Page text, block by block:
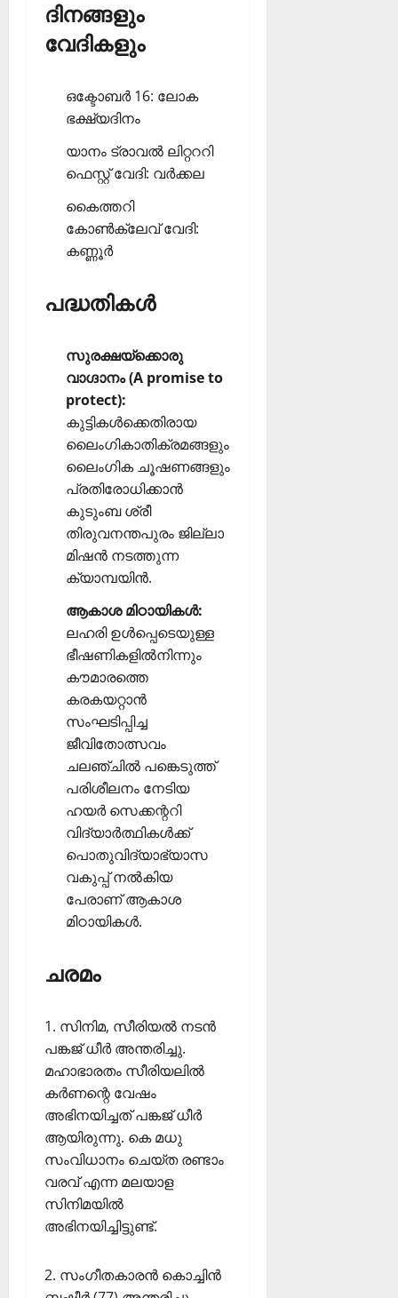
ദിനങ്ങളും
വേദികളും
ഒക്ടോബര്‍ 16: ലോക
ഭക്ഷ്യദിനം
യാനം ട്രാവല്‍ ലിറ്റററി
ഫെസ്റ്റ് വേദി: വര്‍ക്കല
കൈത്തറി
കോണ്‍ക്ലേവ് വേദി:
കണ്ണൂര്‍
പദ്ധതികള്‍
സുരക്ഷയ്‌ക്കൊരു
വാഗ്ദാനം (A promise to
protect):
കുട്ടികള്‍ക്കെതിരായ
ലൈംഗികാതിക്രമങ്ങളും
ലൈംഗിക ചൂഷണങ്ങളും
പ്രതിരോധിക്കാന്‍
കുടുംബ ശ്രീ
തിരുവനന്തപുരം ജില്ലാ
മിഷന്‍ നടത്തുന്ന
ക്യാമ്പയിന്‍.
ആകാശ മിഠായികള്‍:
ലഹരി ഉള്‍പ്പെടെയുള്ള
ഭീഷണികളില്‍നിന്നും
കൗമാരത്തെ
കരകയറ്റാന്‍
സംഘടിപ്പിച്ച
ജീവിതോത്സവം
ചലഞ്ചില്‍ പങ്കെടുത്ത്
പരിശീലനം നേടിയ
ഹയര്‍ സെക്കന്ററി
വിദ്യാര്‍ത്ഥികള്‍ക്ക്
പൊതുവിദ്യാഭ്യാസ
വകുപ്പ് നല്‍കിയ
പേരാണ് ആകാശ
മിഠായികള്‍.
ചരമം
1. സിനിമ, സീരിയല്‍ നടന്‍
പങ്കജ് ധീര്‍ അന്തരിച്ചു.
മഹാഭാരതം സീരിയലില്‍
കര്‍ണന്റെ വേഷം
അഭിനയിച്ചത് പങ്കജ് ധീര്‍
ആയിരുന്നു. കെ മധു
സംവിധാനം ചെയ്ത രണ്ടാം
വരവ് എന്ന മലയാള
സിനിമയില്‍
അഭിനയിച്ചിട്ടുണ്ട്.
2. സംഗീതകാരന്‍ കൊച്ചിന്‍